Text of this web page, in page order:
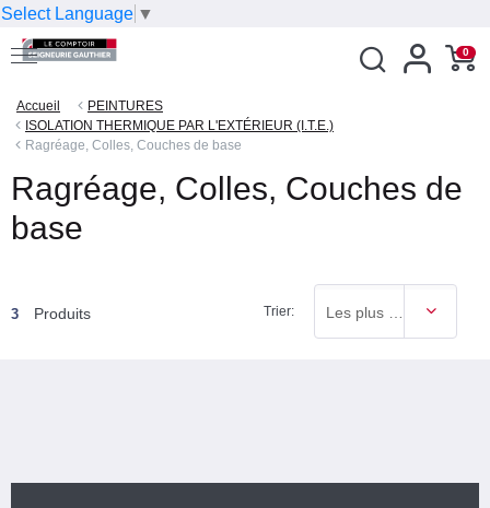
Select Language ▼
0
Accueil
PEINTURES
ISOLATION THERMIQUE PAR L'EXTÉRIEUR (I.T.E.)
Ragréage, Colles, Couches de base
Ragréage, Colles, Couches de
base
3 Produits Trier: Les plus vendus